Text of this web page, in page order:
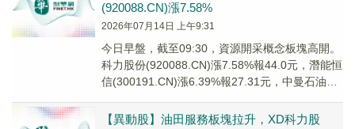
(920088.CN)漲7.58%
2026年07月14日 上午9:31
今日早盤，截至09:30，資源開采概念板塊高開。
科力股份(920088.CN)漲7.58%報44.0元，潛能恒
信(300191.CN)漲6.39%報27.31元，中曼石油
【異動股】油田服務板塊拉升，XD科力股